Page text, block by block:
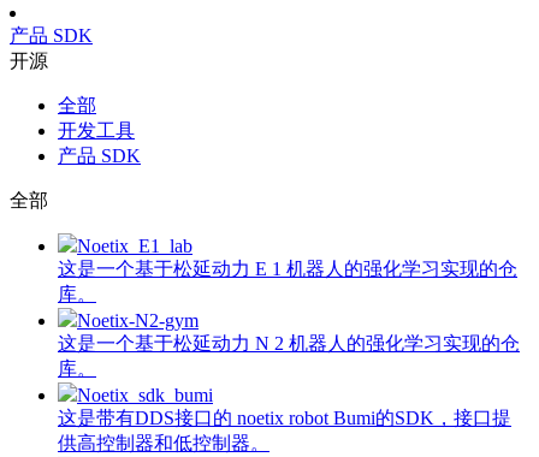
产品 SDK
开源
全部
开发工具
产品 SDK
全部
Noetix_E1_lab
这是一个基于松延动力 E 1 机器人的强化学习实现的仓
库。
Noetix-N2-gym
这是一个基于松延动力 N 2 机器人的强化学习实现的仓
库。
Noetix_sdk_bumi
这是带有DDS接口的 noetix robot Bumi的SDK，接口提
供高控制器和低控制器。